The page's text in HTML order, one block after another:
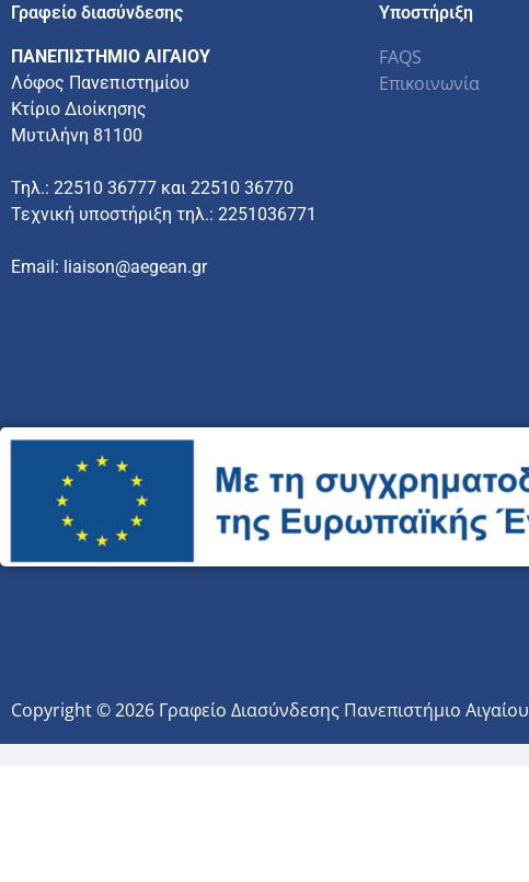
Γραφείο διασύνδεσης
ΠΑΝΕΠΙΣΤΗΜΙΟ ΑΙΓΑΙΟΥ
Λόφος Πανεπιστημίου
Κτίριο Διοίκησης
Μυτιλήνη 81100
Τηλ.: 22510 36777 και 22510 36770
Τεχνική υποστήριξη τηλ.: 2251036771
Email: liaison@aegean.gr
Υποστήριξη
FAQS
Επικοινωνία
Copyright © 2026 Γραφείο Διασύνδεσης Πανεπιστήμιο Αιγαίου